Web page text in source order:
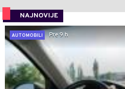
NAJNOVIJE
AUTOMOBILI
Pre 9 h